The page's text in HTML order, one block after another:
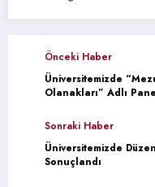
Önceki Haber
Üniversitemizde
Olanakları” Adlı
Sonraki Haber
Üniversitemizde
Sonuçlandı